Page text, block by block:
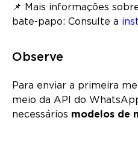
📌 Mais informações
bate-papo: Consulte a
Observe
Para enviar a primeira
meio da API do
necessários modelos de